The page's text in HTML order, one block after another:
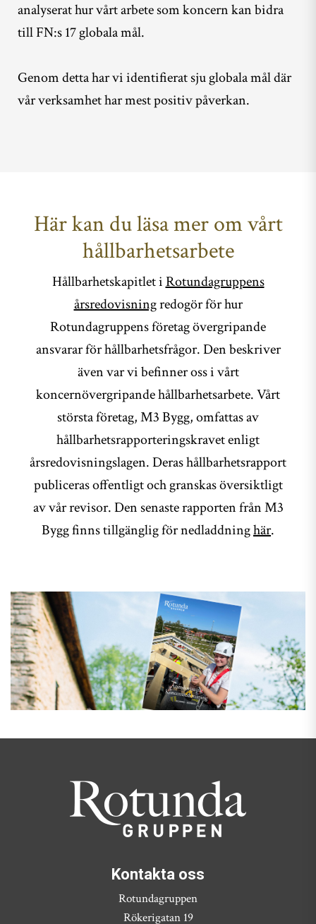
analyserat hur vårt arbete som koncern kan bidra
till FN:s 17 globala mål.
Genom detta har vi identifierat sju globala mål där
vår verksamhet har mest positiv påverkan.
Här kan du läsa mer om vårt
hållbarhetsarbete
Hållbarhetskapitlet iRotundagruppens
årsredovisningredogör för hur
Rotundagruppens företag övergripande
ansvarar för hållbarhetsfrågor. Den beskriver
även var vi befinner oss i vårt
koncernövergripande hållbarhetsarbete. Vårt
största företag, M3 Bygg, omfattas av
hållbarhetsrapporteringskravet enligt
årsredovisningslagen. Deras hållbarhetsrapport
publiceras offentligt och granskas översiktligt
av vår revisor. Den senaste rapporten från M3
Bygg finns tillgänglig för nedladdninghär.
Kontakta oss
Rotundagruppen
Rökerigatan 19